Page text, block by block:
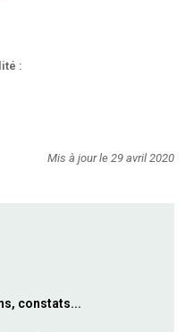
:
Mis à jour le 29 avril 2020
constats...